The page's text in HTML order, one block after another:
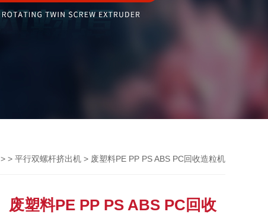
> > 平行双螺杆挤出机 > 废塑料PE PP PS ABS PC回收造粒机
废塑料PE PP PS ABS PC回收